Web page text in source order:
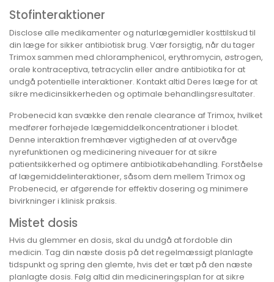
Stofinteraktioner
Disclose alle medikamenter og naturlægemidler kosttilskud til
din læge for sikker antibiotisk brug. Vær forsigtig, når du tager
Trimox sammen med chloramphenicol, erythromycin, østrogen,
orale kontraceptiva, tetracyclin eller andre antibiotika for at
undgå potentielle interaktioner. Kontakt altid Deres læge for at
sikre medicinsikkerheden og optimale behandlingsresultater.
Probenecid kan svække den renale clearance af Trimox, hvilket
medfører forhøjede lægemiddelkoncentrationer i blodet.
Denne interaktion fremhæver vigtigheden af at overvåge
nyrefunktionen og medicinering niveauer for at sikre
patientsikkerhed og optimere antibiotikabehandling. Forståelse
af lægemiddelinteraktioner, såsom dem mellem Trimox og
Probenecid, er afgørende for effektiv dosering og minimere
bivirkninger i klinisk praksis.
Mistet dosis
Hvis du glemmer en dosis, skal du undgå at fordoble din
medicin. Tag din næste dosis på det regelmæssigt planlagte
tidspunkt og spring den glemte, hvis det er tæt på den næste
planlagte dosis. Følg altid din medicineringsplan for at sikre